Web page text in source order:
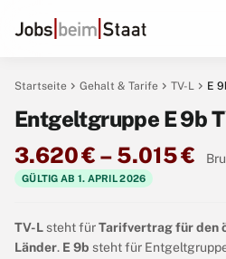
Startseite chevron_right Gehalt & Tarife chevron_right TV-L chevron_right E
Entgeltgruppe E 9b
3.620 € – 5.015 €
GÜLTIG AB 1. APRIL 2026
TV-Lsteht fürTarifvertrag für den
Länder. E 9b steht für